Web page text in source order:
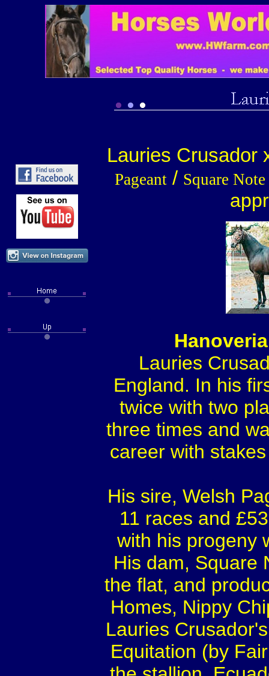
Lauries Crusador
Pageant/ Square Note
Lauries
England. In his
twice with two
three times and
career with
His sire, Welsh
11 races and
with his progeny
His dam, Square
the flat, and
Homes, Nippy
Lauries
Equitation (by